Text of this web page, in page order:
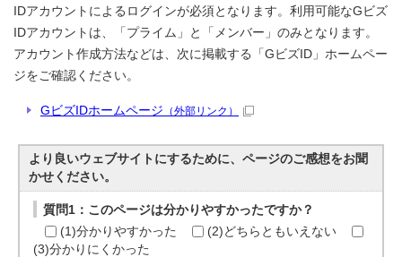
IDアカウントによるログインが必須となります。利用可能なGビズ
IDアカウントは、「プライム」と「メンバー」のみとなります。
アカウント作成方法などは、次に掲載する「GビズID」ホームペー
ジをご確認ください。
GビズIDホームページ （外部リンク）
より良いウェブサイトにするために、ページのご感想をお聞
かせください。
質問1：このページは分かりやすかったですか？
(1)分かりやすかった
(2)どちらともいえない
(3)分かりにくかった